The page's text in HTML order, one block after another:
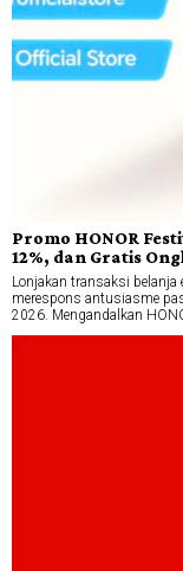
Promo HONOR
12%, dan Gratis
Lonjakan transaksi belanja
merespons antusiasme
2026. Mengandalkan